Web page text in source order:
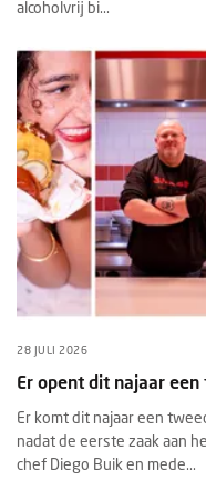
alcoholvrij bi...
28 JULI 2026
Er opent dit najaar
Er komt dit najaar een
nadat de eerste zaak aan
chef Diego Buik en mede...